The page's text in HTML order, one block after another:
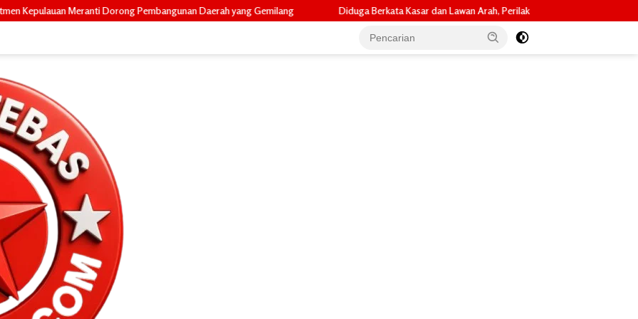
Pembangunan Daerah yang Gemilang Diduga Berkata Kasar dan Lawan Arah, Perilaku Driver Maxim Heryanto di Batam Dikeluhkan Pelanggan